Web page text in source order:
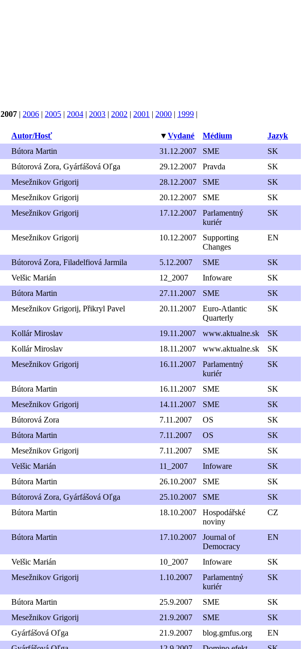
2007 | 2006 | 2005 | 2004 | 2003 | 2002 | 2001 | 2000 | 1999 |
Autor/Hosť ▼Vydané Médium
Jazyk
Bútora Martin 31.12.2007 SME
SK
Bútorová Zora, Gyárfášová Oľga 29.12.2007 Pravda
SK
Mesežnikov Grigorij 28.12.2007 SME
SK
Mesežnikov Grigorij 20.12.2007 SME
SK
Mesežnikov Grigorij 17.12.2007
Parlamentný
kuriér
SK
Mesežnikov Grigorij 10.12.2007
Supporting
Changes
EN
Bútorová Zora, Filadelfiová Jarmila 5.12.2007 SME
SK
Velšic Marián 12_2007 Infoware
SK
Bútora Martin 27.11.2007 SME
SK
Mesežnikov Grigorij, Přikryl Pavel 20.11.2007
Euro-Atlantic
Quarterly
SK
Kollár Miroslav 19.11.2007 www.aktualne.sk
SK
Kollár Miroslav 18.11.2007 www.aktualne.sk
SK
Mesežnikov Grigorij 16.11.2007
Parlamentný
kuriér
SK
Bútora Martin 16.11.2007 SME
SK
Mesežnikov Grigorij 14.11.2007 SME
SK
Bútorová Zora 7.11.2007 OS
SK
Bútora Martin 7.11.2007 OS
SK
Mesežnikov Grigorij 7.11.2007 SME
SK
Velšic Marián 11_2007 Infoware
SK
Bútora Martin 26.10.2007 SME
SK
Bútorová Zora, Gyárfášová Oľga 25.10.2007 SME
SK
Bútora Martin 18.10.2007
Hospodářské
noviny
CZ
Bútora Martin 17.10.2007
Journal of
Democracy
EN
Velšic Marián 10_2007 Infoware
SK
Mesežnikov Grigorij 1.10.2007
Parlamentný
kuriér
SK
Bútora Martin 25.9.2007 SME
SK
Mesežnikov Grigorij 21.9.2007 SME
SK
Gyárfášová Oľga 21.9.2007 blog.gmfus.org
EN